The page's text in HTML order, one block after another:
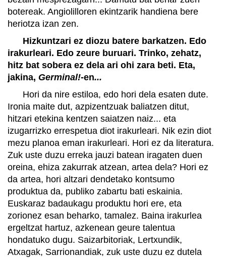
botereak. Angiolilloren ekintzarik handiena bere
heriotza izan zen.
Hizkuntzari ez diozu batere barkatzen. Edo
irakurleari. Edo zeure buruari. Trinko, zehatz,
hitz bat sobera ez dela ari ohi zara beti. Eta,
jakina, Germinal!-en...
Hori da nire estiloa, edo hori dela esaten dute.
Ironia maite dut, azpizentzuak baliatzen ditut,
hitzari etekina kentzen saiatzen naiz... eta
izugarrizko errespetua diot irakurleari. Nik ezin diot
mezu planoa eman irakurleari. Hori ez da literatura.
Zuk uste duzu erreka jauzi batean iragaten duen
oreina, ehiza zakurrak atzean, artea dela? Hori ez
da artea, hori altzari dendetako kontsumo
produktua da, publiko zabartu bati eskainia.
Euskaraz badaukagu produktu hori ere, eta
zorionez esan beharko, tamalez. Baina irakurlea
ergeltzat hartuz, azkenean geure talentua
hondatuko dugu. Saizarbitoriak, Lertxundik,
Atxagak, Sarrionandiak, zuk uste duzu ez dutela